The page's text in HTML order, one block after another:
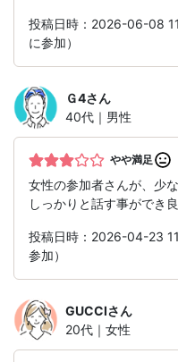
投稿日時：2026-06-08
に参加）
Ｇ4さん
40代｜男性
やや満足
女性の参加者さんが、少
しっかりと話す事ができ
投稿日時：2026-04-23
参加）
GUCCIさん
20代｜女性